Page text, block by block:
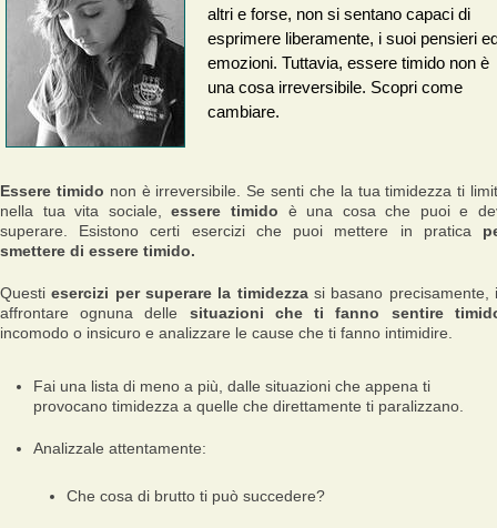
altri e forse, non si sentano capaci di
esprimere liberamente, i suoi pensieri
emozioni. Tuttavia, essere timido non è
una cosa irreversibile. Scopri come
cambiare.
Essere timido non è irreversibile. Se senti che la tua timidezza ti
nella tua vita sociale,essere timido è una cosa che puoi e
superare. Esistono certi esercizi che puoi mettere in pratica
smettere di essere timido.
Questiesercizi per superare la timidezzasi basano precisamente,
affrontare ognuna delle situazioni che ti fanno sentire
incomodo o insicuro e analizzare le cause che ti fanno intimidire.
Fai una lista di meno a più, dalle situazioni che appena ti
provocano timidezza a quelle che direttamente ti paralizzano.
Analizzale attentamente:
Che cosa di brutto ti può succedere?